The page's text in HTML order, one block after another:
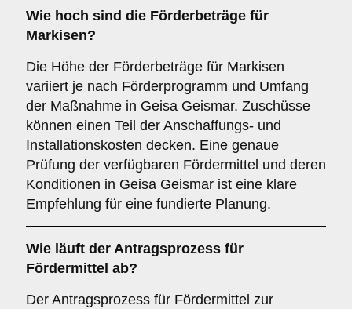
Wie hoch sind die Förderbeträge für
Markisen?
Die Höhe der Förderbeträge für Markisen
variiert je nach Förderprogramm und Umfang
der Maßnahme in Geisa Geismar. Zuschüsse
können einen Teil der Anschaffungs- und
Installationskosten decken. Eine genaue
Prüfung der verfügbaren Fördermittel und deren
Konditionen in Geisa Geismar ist eine klare
Empfehlung für eine fundierte Planung.
Wie läuft der Antragsprozess für
Fördermittel ab?
Der Antragsprozess für Fördermittel zur